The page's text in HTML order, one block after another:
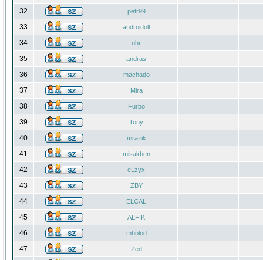
32 petr99
33 androidoll
34 ohr
35 andras
36 machado
37 Mira
38 Furbo
39 Tony
40 mrazik
41 misakben
42 eLzyx
43 ZBY
44 ELCAL
45 ALFIK
46 mholod
47 Zed